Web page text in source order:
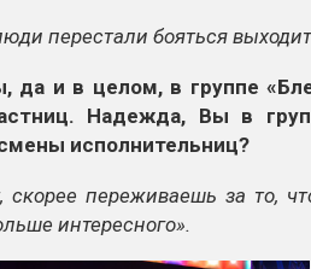
перестали бояться
да и в целом, в группе
Надежда, Вы в
исполнительниц?
скорее переживаешь за то,
интересного».